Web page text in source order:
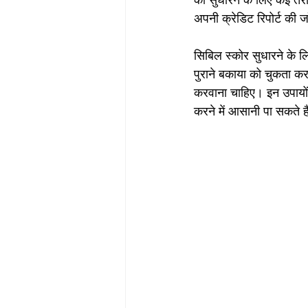
अपनी क्रेडिट रिपोर्ट
सिबिल स्कोर सुधारने के
पुराने बकाया को चुकता
करवाना चाहिए। इन
करने में आसानी पा सकते